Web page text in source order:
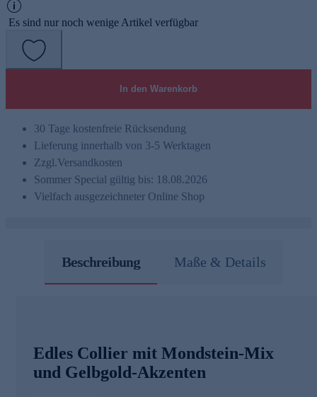
Es sind nur noch wenige Artikel verfügbar
In den Warenkorb
30 Tage kostenfreie Rücksendung
Lieferung innerhalb von 3-5 Werktagen
Zzgl.Versandkosten
Sommer Special gültig bis: 18.08.2026
Vielfach ausgezeichneter Online Shop
Beschreibung Maße & Details
Edles Collier mit Mondstein-Mix
und Gelbgold-Akzenten